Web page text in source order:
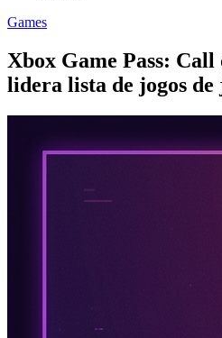
Games
Xbox Game Pass:
lidera lista de jogos de